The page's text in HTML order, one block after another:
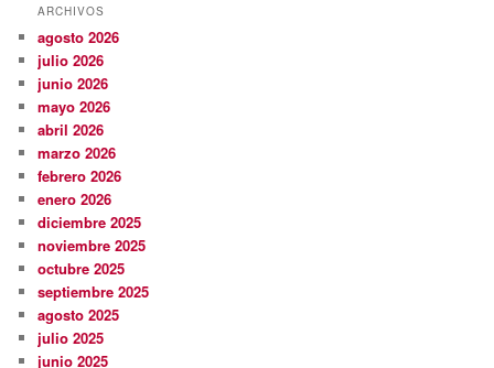
ARCHIVOS
agosto 2026
julio 2026
junio 2026
mayo 2026
abril 2026
marzo 2026
febrero 2026
enero 2026
diciembre 2025
noviembre 2025
octubre 2025
septiembre 2025
agosto 2025
julio 2025
junio 2025